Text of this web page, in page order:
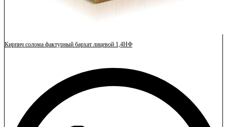
Кирпич солома фактурный бархат лицевой 1,4НФ